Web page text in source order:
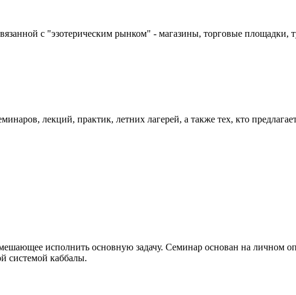
с "эзотерическим рынком" - магазины, торговые площадки,
лекций, практик, летних лагерей, а также тех, кто
исполнить основную задачу. Семинар основан на личном
системой каббалы.